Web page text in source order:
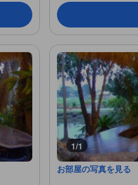
1/1
お部屋の写真を見る